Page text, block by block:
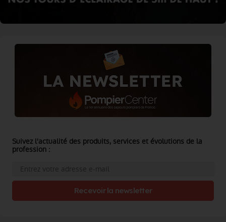
Suivez l'actualité des produits, services et évolutions de la
profession :
Recevoir la newsletter